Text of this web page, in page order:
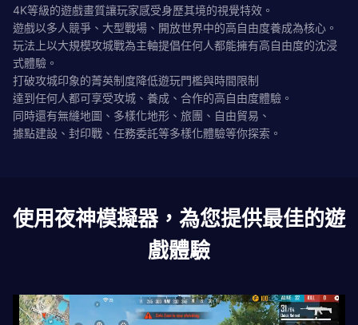
4K等級的遊戲畫質讓玩家感受身歷其境的視覺特效。
遊戲以多人競爭、大型戰場、開放世界中的高自由度養成為核心。
玩法上以大規模攻城戰為主軸提倡任何人都能擁有高自由度的沈浸
式體驗。
打破攻城印象的菁英制度降低遊玩門檻與時間限制
達到任何人都可享受攻城、養成、合作的高自由度體驗。
同時還有無縫地圖、多樣化地形、旅團、自由貿易、
據點建設、封印戰、任務委託等多樣化體驗等你探索。
使用夜神模擬器，為您提供最佳的遊
戲體驗